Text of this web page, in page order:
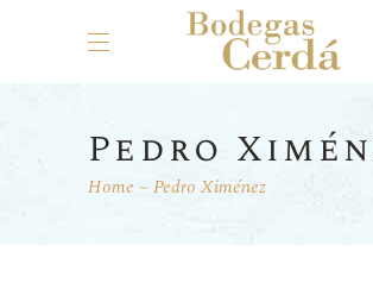
Pedro
Home Pedro Ximénez